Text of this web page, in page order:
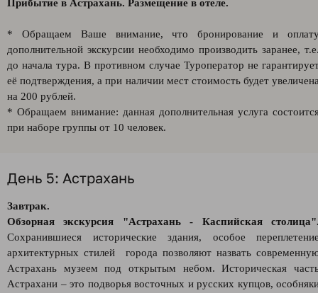
Прибытие в Астрахань. Размещение в отеле.
* Обращаем Ваше внимание, что бронирование и
дополнительной экскурсии необходимо производить заранее,
до начала тура. В противном случае Туроператор не
её подтверждения, а при наличии мест стоимость будет
на 200 рублей.
* Обращаем внимание: данная дополнительная услуга
при наборе группы от 10 человек.
День 5: Астрахань
Завтрак.
Обзорная экскурсия "Астрахань - Каспийская
Сохранившиеся исторические здания, особое
архитектурных стилей города позволяют назвать
Астрахань музеем под открытым небом. Историческая
Астрахани – это подворья восточных и русских купцов,